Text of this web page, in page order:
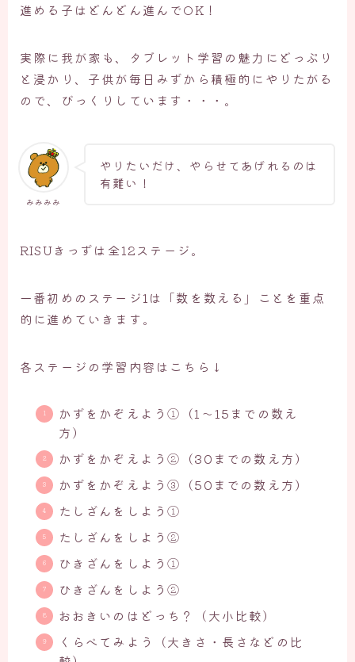
進める子はどんどん進んでOK！
実際に我が家も、タブレット学習の魅力にどっぷり
と浸かり、子供が毎日みずから積極的にやりたがる
ので、びっくりしています・・・。
みみみみ
やりたいだけ、やらせてあげれるのは
有難い！
RISUきっずは全12ステージ。
一番初めのステージ1は「数を数える」ことを重点
的に進めていきます。
各ステージの学習内容はこちら↓
かずをかぞえよう①（1～15までの数え
方）
かずをかぞえよう②（30までの数え方）
かずをかぞえよう③（50までの数え方）
たしざんをしよう①
たしざんをしよう②
ひきざんをしよう①
ひきざんをしよう②
おおきいのはどっち？（大小比較）
くらべてみよう（大きさ・長さなどの比